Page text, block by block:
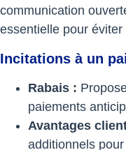
communication
essentielle pour
Incitations à un
Rabais :
paiements
Avantages
additionnels